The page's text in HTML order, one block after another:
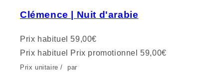
Clémence | Nuit d'arabie
Prix habituel 59,00€
Prix habituel
Prix promotionnel 59,00€
Prix unitaire / par